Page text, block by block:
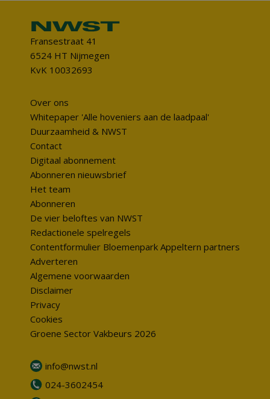
Fransestraat 41
6524 HT Nijmegen
KvK 10032693
Over ons
Whitepaper 'Alle hoveniers aan de laadpaal'
Duurzaamheid & NWST
Contact
Digitaal abonnement
Abonneren nieuwsbrief
Het team
Abonneren
De vier beloftes van NWST
Redactionele spelregels
Contentformulier Bloemenpark Appeltern partners
Adverteren
Algemene voorwaarden
Disclaimer
Privacy
Cookies
Groene Sector Vakbeurs 2026
info@nwst.nl
024-3602454